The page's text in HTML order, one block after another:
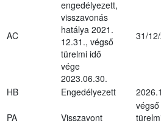
AC
engedélyezett,
visszavonás
hatálya 2021.
12.31., végső
türelmi idő
vége
2023.06.30.
31/
HB Engedélyezett
PA Visszavont
végső